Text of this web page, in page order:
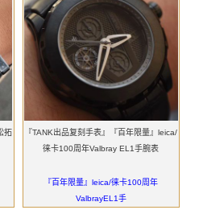
拓
『TANK出品复刻手表』『百年限量』leica/
徕卡100周年Valbray EL1手腕表
『百年限量』leica/徕卡100周年
ValbrayEL1手